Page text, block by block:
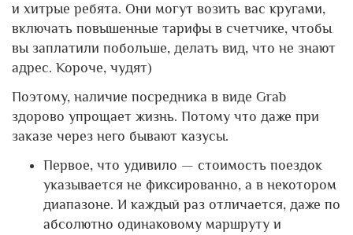
и хитрые ребята. Они могут возить вас кругами,
включать повышенные тарифы в счетчике, чтобы
вы заплатили побольше, делать вид, что не знают
адрес. Короче, чудят)
Поэтому, наличие посредника в виде Grab
здорово упрощает жизнь. Потому что даже при
заказе через него бывают казусы.
Первое, что удивило — стоимость поездок
указывается не фиксированно, а в некотором
диапазоне. И каждый раз отличается, даже по
абсолютно одинаковому маршруту и